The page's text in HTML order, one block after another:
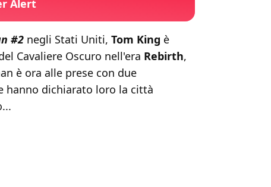
Alert
#2 negli Stati Uniti, Tom King è
Cavaliere Oscuro nell'era Rebirth,
è ora alle prese con due
hanno dichiarato loro la città